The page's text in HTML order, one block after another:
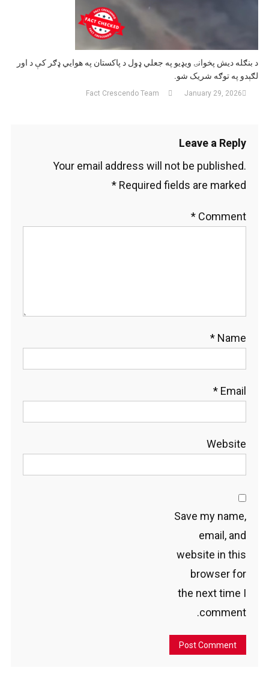
د بنګله دیش پخوانۍ ویډیو په جعلي ډول د پاکستان په هوايي ډګر کې د اور
لګېدو په توګه شریک شو.
January 29, 2026
Fact Crescendo Team
Leave a Reply
Your email address will not be published.
Required fields are marked
*
Comment
*
Name
*
Email
*
Website
Save my name,
email, and
website in this
browser for
the next time I
comment.